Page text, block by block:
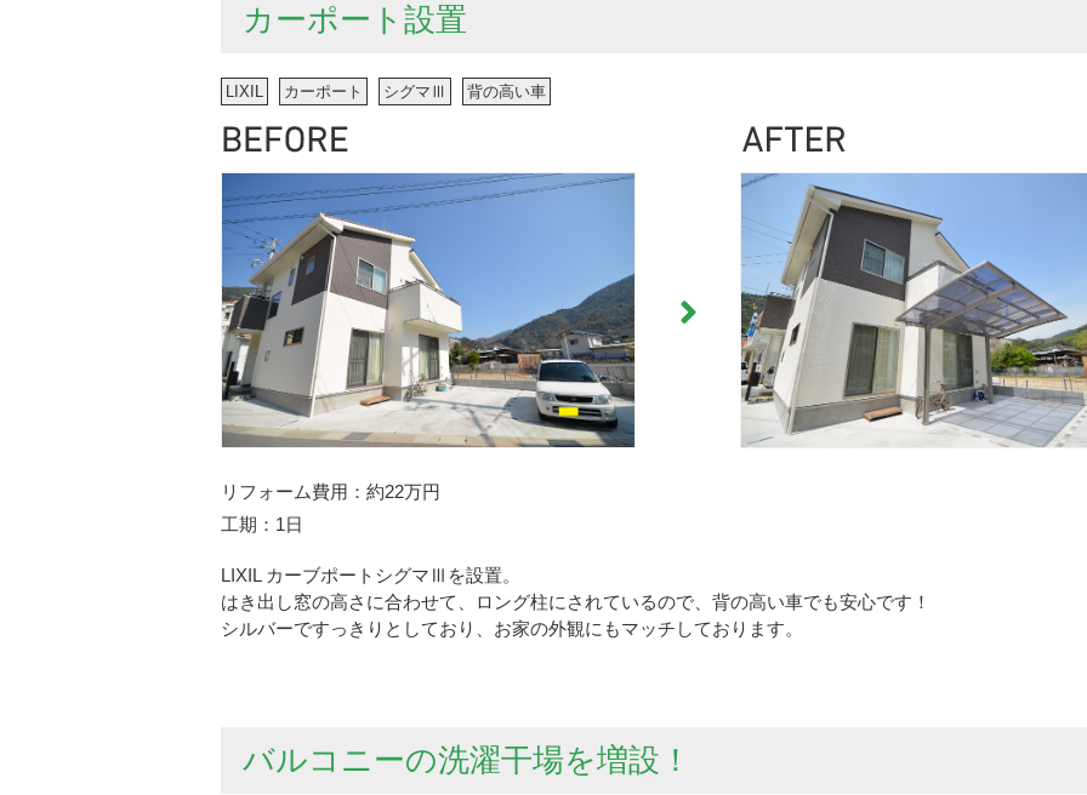
カーポート設置
LIXIL カーポート シグマⅢ 背の高い車
リフォーム費用
約22万円
工期
1日
LIXIL カーブポートシグマⅢを設置。
はき出し窓の高さに合わせて、ロング柱にされているので、背の高い車でも安心です！
シルバーですっきりとしており、お家の外観にもマッチしております。
バルコニーの洗濯干場を増設！